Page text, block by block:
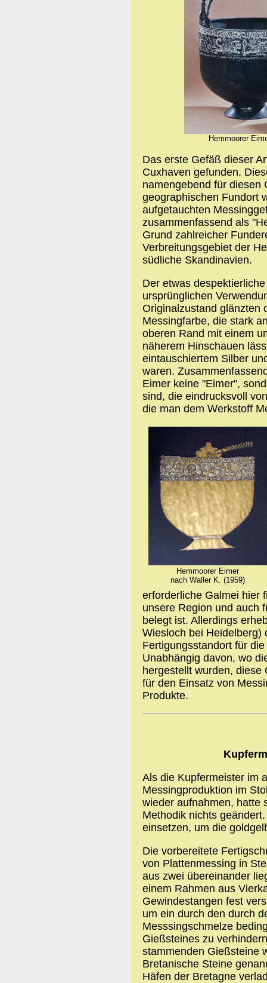
Hemmoorer
Das erste Gefäß dieser
Cuxhaven gefunden.
namengebend für diesen
geographischen Fundort
aufgetauchten
zusammenfassend als
Grund zahlreicher
Verbreitungsgebiet der
südliche Skandinavien.
Der etwas
ursprünglichen
Originalzustand glänzten
Messingfarbe, die stark
oberen Rand mit einem
näherem Hinschauen
eintauschiertem Silber
waren.
Eimer keine "Eimer",
sind, die eindrucksvoll
die man dem Werkstoff
Hemmoorer Eimer
nach Waller K. (1959)
erforderliche Galmei hier
unsere Region und auch
belegt ist. Allerdings
Wiesloch bei Heidelberg)
Fertigungsstandort für
Unabhängig davon, wo
hergestellt wurden, diese
für den Einsatz von
Produkte.
Als die Kupfermeister im
Messingproduktion im
wieder aufnahmen, hatte
Methodik nichts
einsetzen, um die
Die vorbereitete
von Plattenmessing in
aus zwei übereinander
einem Rahmen aus
Gewindestangen fest
um ein durch den durch
Messsingschmelze
Gießsteines zu
stammenden Gießsteine
Bretanische Steine
Häfen der Bretagne